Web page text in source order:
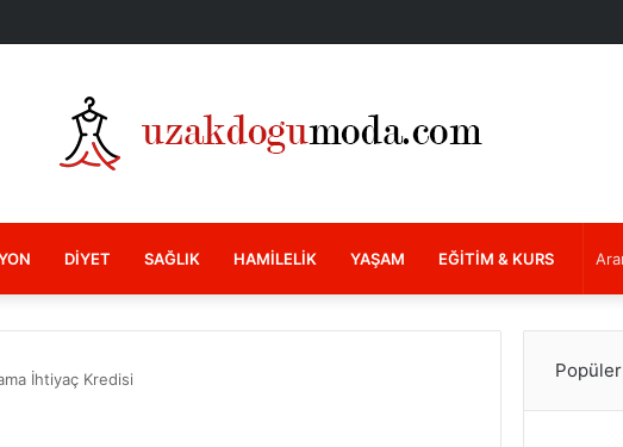
DIYET SAĞLIK HAMILELIK YAŞAM EĞITIM & KURS
İhtiyaç Kredisi Popüler